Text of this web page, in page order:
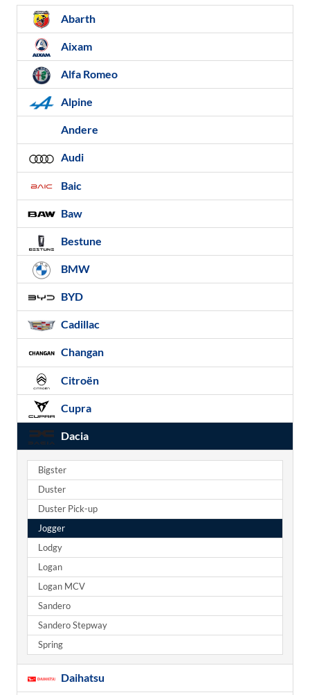
Abarth
Aixam
Alfa Romeo
Alpine
Andere
Audi
Baic
Baw
Bestune
BMW
BYD
Cadillac
Changan
Citroën
Cupra
Dacia
Bigster
Duster
Duster Pick-up
Jogger
Lodgy
Logan
Logan MCV
Sandero
Sandero Stepway
Spring
Daihatsu